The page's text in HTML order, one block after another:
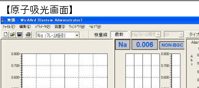
【原子吸光画面】